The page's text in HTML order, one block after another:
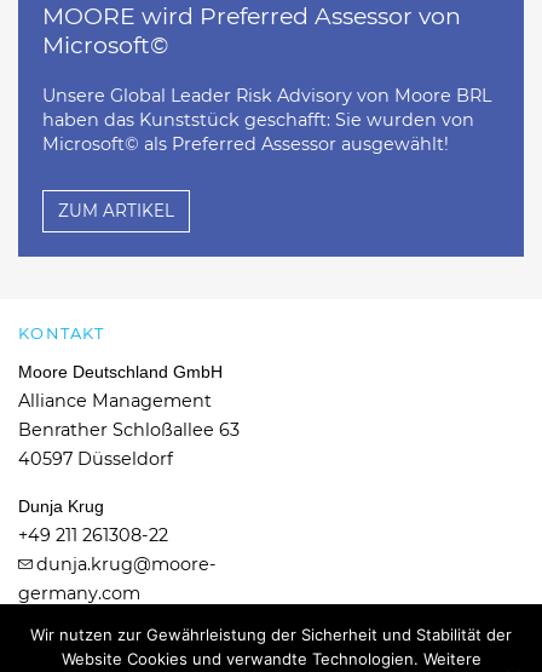
MOORE wird Preferred Assessor von
Microsoft©
Unsere Global Leader Risk Advisory von Moore BRL
haben das Kunststück geschafft: Sie wurden von
Microsoft© als Preferred Assessor ausgewählt!
ZUM ARTIKEL
KONTAKT
Moore Deutschland GmbH
Alliance Management
Benrather Schloßallee 63
40597 Düsseldorf
Dunja Krug
+49 211 261308-22
dunja.krug@moore-
germany.com
© 2026 Moore Deutschland GmbH
Wir nutzen zur Gewährleistung der Sicherheit und Stabilität der
Website Cookies und verwandte Technologien. Weitere